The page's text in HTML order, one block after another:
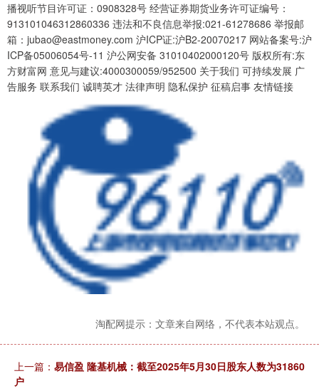
播视听节目许可证：0908328号 经营证券期货业务许可证编号：
913101046312860336 违法和不良信息举报:021-61278686 举报邮
箱：jubao@eastmoney.com 沪ICP证:沪B2-20070217 网站备案号:沪
ICP备05006054号-11 沪公网安备 31010402000120号 版权所有:东
方财富网 意见与建议:4000300059/952500 关于我们 可持续发展 广
告服务 联系我们 诚聘英才 法律声明 隐私保护 征稿启事 友情链接
淘配网提示：文章来自网络，不代表本站观点。
上一篇： 易信盈 隆基机械：截至2025年5月30日股东人数为31860
户